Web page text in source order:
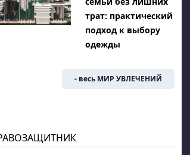
трат: практический
подход к выбору
одежды
- весь МИР УВЛЕЧЕНИЙ